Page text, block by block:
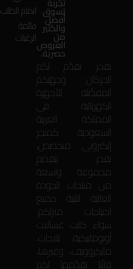
تسوق
أفضل
والكثير
من
العروض
حصرية.
بفخر نقدّم لكم
الحركان: وجهتكم
المفضّلة للأجهزة
الكهربائية في
المملكة العربية
السعودية. كمتجر
إلكتروني متخصص،
نفخر بتقديم
مجموعة واسعة
من منتجات الجودة
العالية لتلبية جميع
احتياجات منزلكم.
سواء كانت غسالات
أوتوماتيكية، ثلاجات،
مايكروويف، وغيرها،
فإنّنا نقدّمها لكم
اتمام الطلب
قائمة
الرغبات